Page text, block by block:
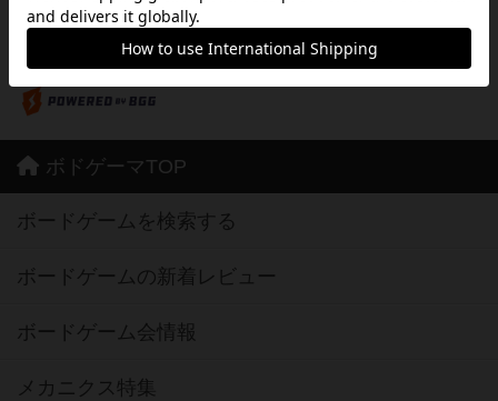
※Apple、Apple のロゴ は、米国および他の国々で登録されたApple Inc.の商標です。
※App Store は、Apple Inc.のサービスマークです。
※Android は、グーグル インコーポレイテッドの商標または登録商標です。
※Google Play とそのロゴは、Google Inc.の商標または登録商標です。
ボドゲーマTOP
ボードゲームを検索する
ボードゲームの新着レビュー
ボードゲーム会情報
メカニクス特集